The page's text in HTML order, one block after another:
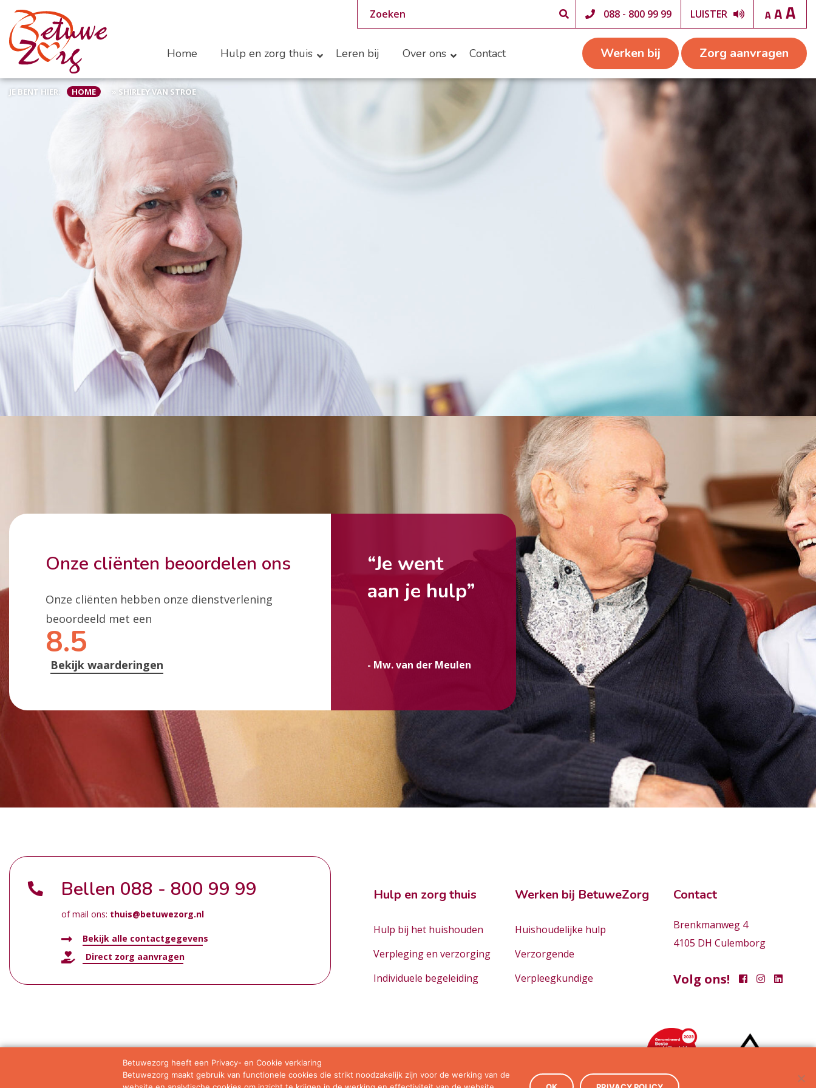
088 - 800 99 99 LUISTER
Home Hulp en zorg thuis Leren bij Over ons Contact Werken bij Zorg aanvragen
JE BENT HIER: HOME » SHIRLEY VAN STROE
Onze cliënten beoordelen ons
Onze cliënten hebben onze dienstverlening
beoordeeld met een
8.5
Bekijk waarderingen
“Je went
aan je hulp”
- Mw. van der Meulen
Bellen 088 - 800 99 99
of mail ons: thuis@betuwezorg.nl
Bekijk alle contactgegevens
Direct zorg aanvragen
Hulp en zorg thuis
Hulp bij het huishouden
Verpleging en verzorging
Individuele begeleiding
Werken bij BetuweZorg
Huishoudelijke hulp
Verzorgende
Verpleegkundige
Contact
Brenkmanweg 4
4105 DH Culemborg
Volg ons!
Privacy statement Algemene voorwaarden
Betuwezorg heeft een Privacy- en Cookie verklaring
Betuwezorg maakt gebruik van functionele cookies die strikt noodzakelijk zijn voor de werking van de